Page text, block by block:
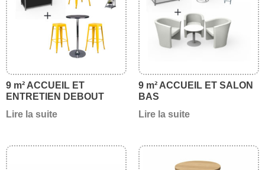
9 m² ACCUEIL ET
ENTRETIEN DEBOUT
Lire la suite
9 m² ACCUEIL ET SALON
BAS
Lire la suite